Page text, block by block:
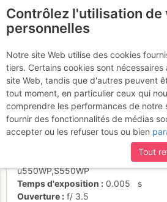
Última tirada
Activités
Date/heure
28 sept. 2012 16:59
Contributeur
SPiS
individuel
OLYMPUS IMAGING
u550WP,S550WP
Temps d'exposition
0.005
s
Ouverture
f/ 3.5
Contrôlez l'utilisation de
personnelles
Notre site Web utilise des cookies
tiers. Certains cookies sont
site Web, tandis que d'autres peuvent
tout moment, en particulier ceux qui
comprendre les performances de notre
fournir des fonctionnalités de médias
accepter ou les refuser tous ou bien
Tout